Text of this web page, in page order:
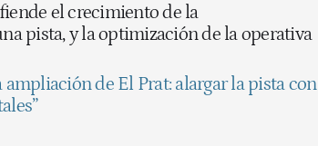
el crecimiento de la
pista, y la optimización de la operativa
de El Prat: alargar la pista con